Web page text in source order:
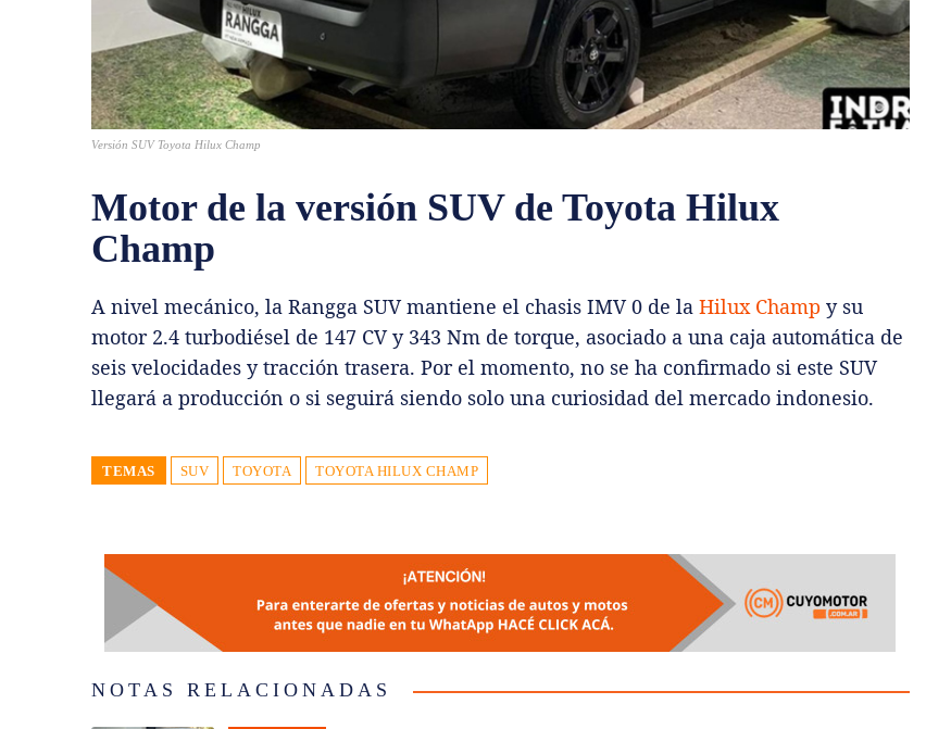
Versión SUV Toyota Hilux Champ
Motor de la versión SUV de Toyota Hilux
Champ
A nivel mecánico, la Rangga SUV mantiene el chasis IMV 0 de la Hilux Champ y su
motor 2.4 turbodiésel de 147 CV y 343 Nm de torque, asociado a una caja automática de
seis velocidades y tracción trasera. Por el momento, no se ha confirmado si este SUV
llegará a producción o si seguirá siendo solo una curiosidad del mercado indonesio.
TEMAS SUV TOYOTA TOYOTA HILUX CHAMP
NOTAS RELACIONADAS